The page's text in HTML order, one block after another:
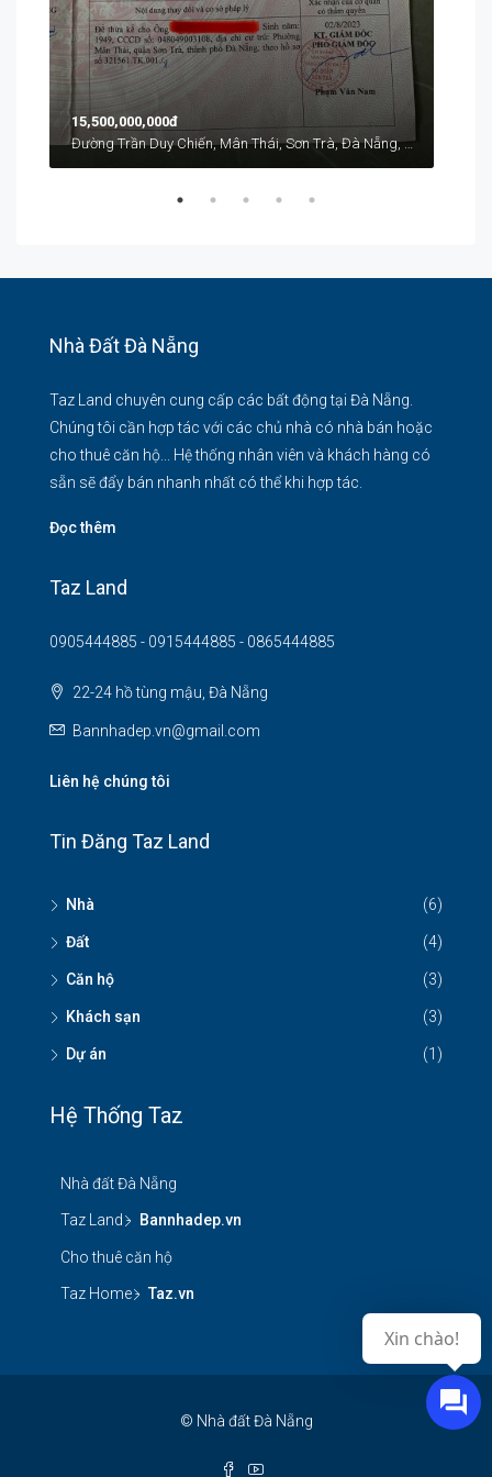
15,500,000,000đ
Đường Trần Duy Chiến, Mân Thái, Sơn Trà, Đà Nẵng, Việt Nam
Nhà Đất Đà Nẵng
Taz Land chuyên cung cấp các bất động tại Đà Nẵng.
Chúng tôi cần hợp tác với các chủ nhà có nhà bán hoặc
cho thuê căn hộ... Hệ thống nhân viên và khách hàng có
sẵn sẽ đẩy bán nhanh nhất có thể khi hợp tác.
Đọc thêm
Taz Land
0905444885 - 0915444885 - 0865444885
22-24 hồ tùng mậu, Đà Nẵng
Bannhadep.vn@gmail.com
Liên hệ chúng tôi
Tin Đăng Taz Land
Nhà (6)
Đất (4)
Căn hộ (3)
Khách sạn (3)
Dự án (1)
Hệ Thống Taz
Nhà đất Đà Nẵng
Taz Land - Bannhadep.vn
Cho thuê căn hộ
Taz Home - Taz.vn
© Nhà đất Đà Nẵng
Xin chào!